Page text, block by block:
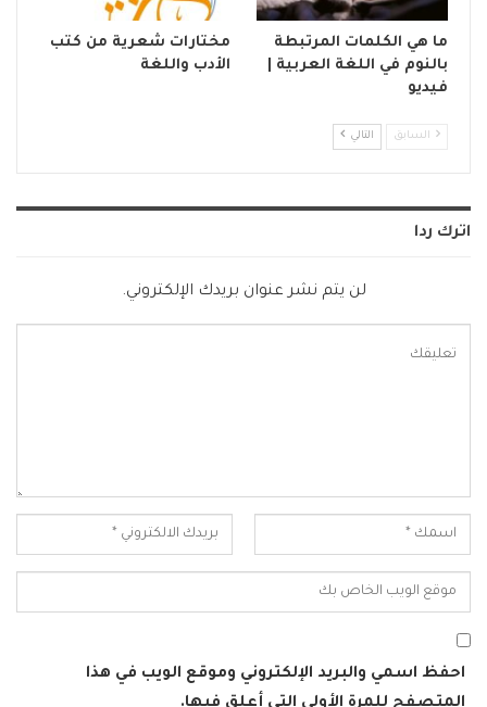
ما هي الكلمات المرتبطة
بالنوم في اللغة العربية |
فيديو
مختارات شعرية من كتب
الأدب واللغة
السابق التالي
اترك ردا
لن يتم نشر عنوان بريدك الإلكتروني.
احفظ اسمي والبريد الإلكتروني وموقع الويب في هذا